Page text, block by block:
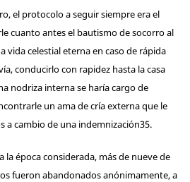
el protocolo a seguir siempre era el
cuanto antes el bautismo de socorro al
vida celestial eterna en caso de rápida
conducirlo con rapidez hasta la casa
nodriza interna se haría cargo de
un ama de cría externa que le
a cambio de una indemnización35.
la época considerada, más de nueve de
fueron abandonados anónimamente, a